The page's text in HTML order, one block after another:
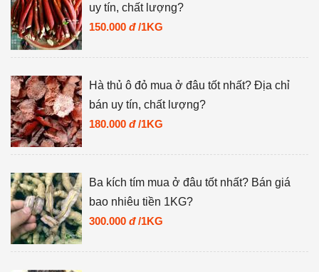
uy tín, chất lượng?
150.000 đ /1KG
Hà thủ ô đỏ mua ở đâu tốt nhất? Địa chỉ
bán uy tín, chất lượng?
180.000 đ /1KG
Ba kích tím mua ở đâu tốt nhất? Bán giá
bao nhiêu tiền 1KG?
300.000 đ /1KG